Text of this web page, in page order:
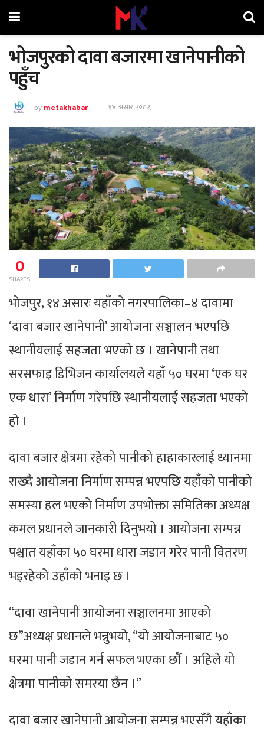
भोजपुरको दावा बजारमा खानेपानीको
पहुँच
bymetakhabar १४ असार २०८२,
0
SHARES
भोजपुर, १४ असारः यहाँको नगरपालिका–४ दावामा
‘दावा बजार खानेपानी’ आयोजना सञ्चालन भएपछि
स्थानीयलाई सहजता भएको छ । खानेपानी तथा
सरसफाइ डिभिजन कार्यालयले यहाँ ५० घरमा ‘एक घर
एक धारा’ निर्माण गरेपछि स्थानीयलाई सहजता भएको
हो ।
दावा बजार क्षेत्रमा रहेको पानीको हाहाकारलाई ध्यानमा
राख्दै आयोजना निर्माण सम्पन्न भएपछि यहाँको पानीको
समस्या हल भएको निर्माण उपभोक्ता समितिका अध्यक्ष
कमल प्रधानले जानकारी दिनुभयो । आयोजना सम्पन्न
पश्चात यहाँका ५० घरमा धारा जडान गरेर पानी वितरण
भइरहेको उहाँको भनाइ छ ।
“दावा खानेपानी आयोजना सञ्चालनमा आएको
छ”अध्यक्ष प्रधानले भन्नुभयो, “यो आयोजनाबाट ५०
घरमा पानी जडान गर्न सफल भएका छौँ । अहिले यो
क्षेत्रमा पानीको समस्या छैन ।”
दावा बजार खानेपानी आयोजना सम्पन्न भएसँगै यहाँका